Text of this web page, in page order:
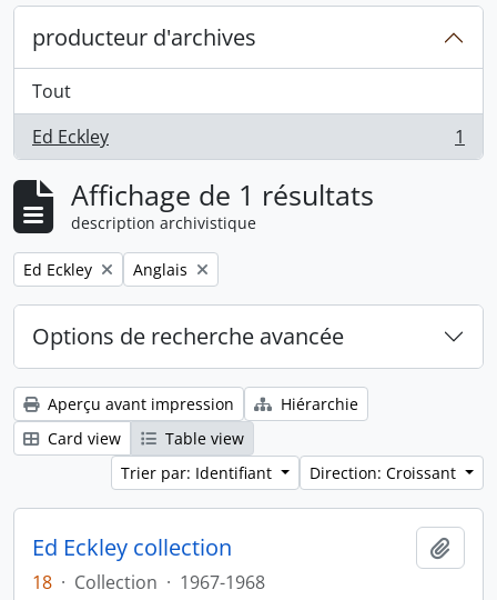
producteur d'archives
Tout
Ed Eckley
, 1 résultats 1
Affichage de 1 résultats
description archivistique
Remove filter:
Ed Eckley Remove filter:
Anglais
Options de recherche avancée
Aperçu avant impression
Hiérarchie
Card view
Table view
Trier par: Identifiant
Direction: Croissant
Ed Eckley collection
18 · Collection · 1967-1968